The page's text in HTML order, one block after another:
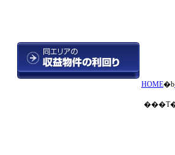
HOME�b